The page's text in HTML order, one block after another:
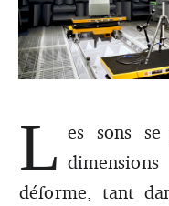
La manière dont
son sur les murs et
L es sons
déforme, tant